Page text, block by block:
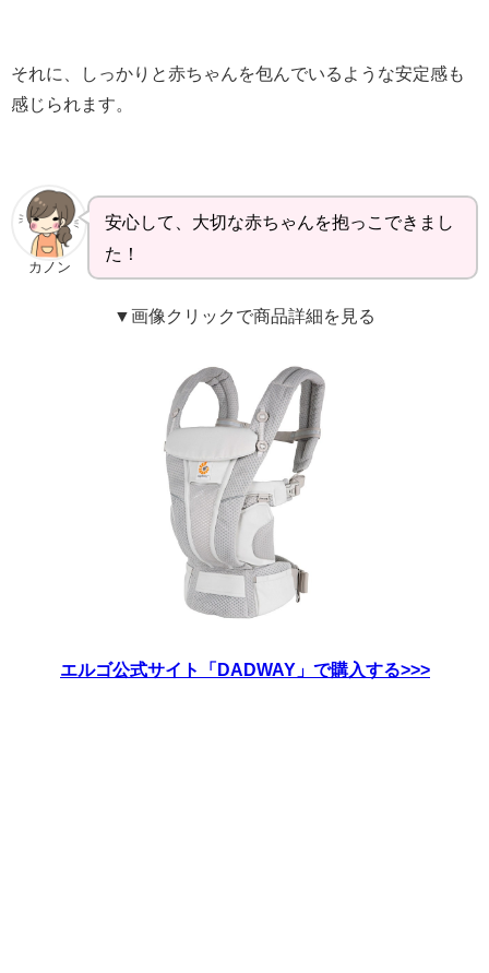
それに、しっかりと赤ちゃんを包んでいるような安定感も
感じられます。
カノン
安心して、大切な赤ちゃんを抱っこできまし
た！
▼画像クリックで商品詳細を見る
エルゴ公式サイト「DADWAY」で購入する>>>